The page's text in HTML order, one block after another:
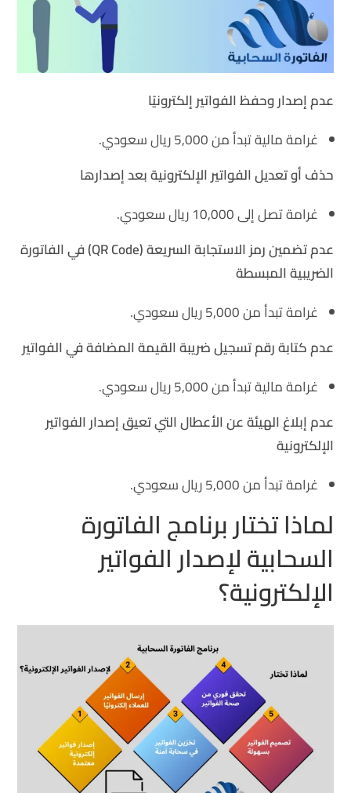
عدم إصدار وحفظ الفواتير إلكترونيًا
غرامة مالية تبدأ من 5,000 ريال سعودي.
حذف أو تعديل الفواتير الإلكترونية بعد إصدارها
غرامة تصل إلى 10,000 ريال سعودي.
عدم تضمين رمز الاستجابة السريعة (QR Code) في الفاتورة
الضريبية المبسطة
غرامة تبدأ من 5,000 ريال سعودي.
عدم كتابة رقم تسجيل ضريبة القيمة المضافة في الفواتير
غرامة مالية تبدأ من 5,000 ريال سعودي.
عدم إبلاغ الهيئة عن الأعطال التي تعيق إصدار الفواتير
الإلكترونية
غرامة تبدأ من 5,000 ريال سعودي.
لماذا تختار برنامج الفاتورة
السحابية لإصدار الفواتير
الإلكترونية؟